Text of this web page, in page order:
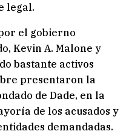
legal.
el gobierno
Kevin A. Malone y
bastante activos
presentaron la
de Dade, en la
de los acusados y
demandadas.